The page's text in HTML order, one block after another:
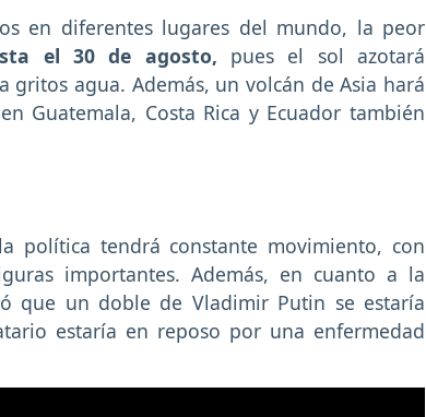
en diferentes lugares del mundo, la peor
el 30 de agosto, pues el sol azotará
agua. Además, un volcán de Asia hará
Guatemala, Costa Rica y Ecuador también
política tendrá constante movimiento, con
importantes. Además, en cuanto a la
que un doble de Vladimir Putin se estaría
estaría en reposo por una enfermedad